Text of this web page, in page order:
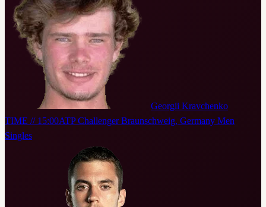
Georgii Kravchenko
TIME // 15:00ATP Challenger Braunschweig, Germany Men
Singles